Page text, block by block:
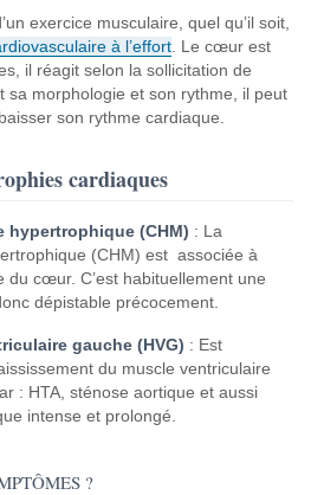
exercice musculaire, quel qu’il soit,
à l’effort . Le cœur est
il réagit selon la sollicitation de
sa morphologie et son rythme, il peut
son rythme cardiaque.
cardiaques
hypertrophique (CHM) : La
(CHM) est associée à
du cœur. C’est habituellement une
dépistable précocement.
gauche (HVG) : Est
du muscle ventriculaire
: HTA, sténose aortique et aussi
intense et prolongé.
?